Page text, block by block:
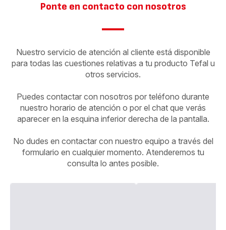
Ponte en contacto con nosotros
Nuestro servicio de atención al cliente está disponible
para todas las cuestiones relativas a tu producto Tefal u
otros servicios.
Puedes contactar con nosotros por teléfono durante
nuestro horario de atención o por el chat que verás
aparecer en la esquina inferior derecha de la pantalla.
No dudes en contactar con nuestro equipo a través del
formulario en cualquier momento. Atenderemos tu
consulta lo antes posible.